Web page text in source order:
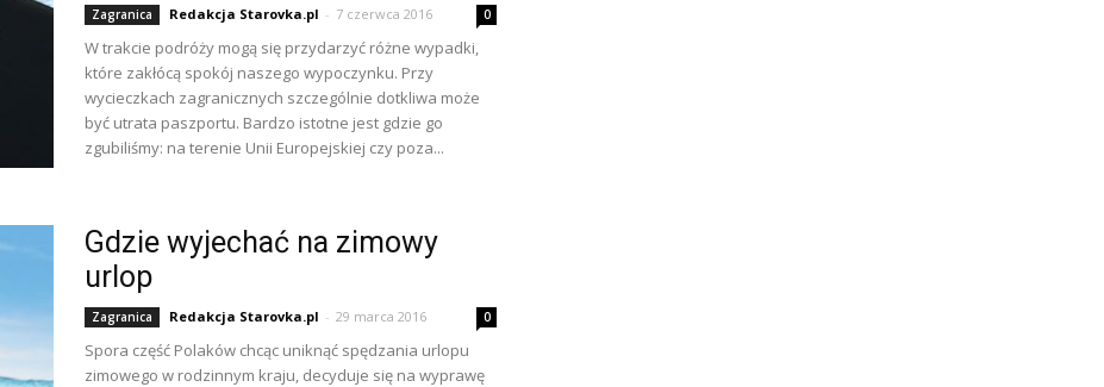
Zagranica Redakcja Starovka.pl - 7 czerwca 2016 0
W trakcie podróży mogą się przydarzyć różne wypadki,
które zakłócą spokój naszego wypoczynku. Przy
wycieczkach zagranicznych szczególnie dotkliwa może
być utrata paszportu. Bardzo istotne jest gdzie go
zgubiliśmy: na terenie Unii Europejskiej czy poza...
Gdzie wyjechać na zimowy
urlop
Zagranica Redakcja Starovka.pl - 29 marca 2016 0
Spora część Polaków chcąc uniknąć spędzania urlopu
zimowego w rodzinnym kraju, decyduje się na wyprawę